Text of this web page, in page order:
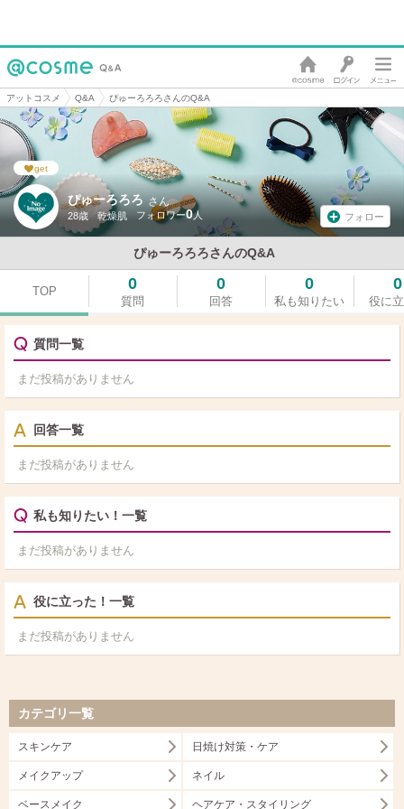
アットコスメ Q&A ぴゅーろろろさんのQ&A
ぴゅーろろろ さん
28歳 乾燥肌 0 フォロー
ぴゅーろろろさんのQ&A
get
TOP 0
質問
0
回答
0
私も知りたい
0
役に
質問一覧
まだ投稿がありません
回答一覧
まだ投稿がありません
私も知りたい！一覧
まだ投稿がありません
役に立った！一覧
まだ投稿がありません
カテゴリ一覧
スキンケア 日焼け対策・ケア
メイクアップ ネイル
ベースメイク ヘアケア・スタイリング